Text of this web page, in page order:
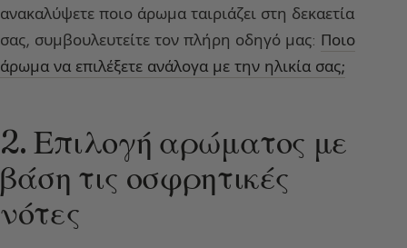
ανακαλύψετε ποιο άρωμα ταιριάζει στη δεκαετία
σας, συμβουλευτείτε τον πλήρη οδηγό μας: Ποιο
άρωμα να επιλέξετε ανάλογα με την ηλικία σας;
2. Επιλογή αρώματος με
βάση τις οσφρητικές
νότες